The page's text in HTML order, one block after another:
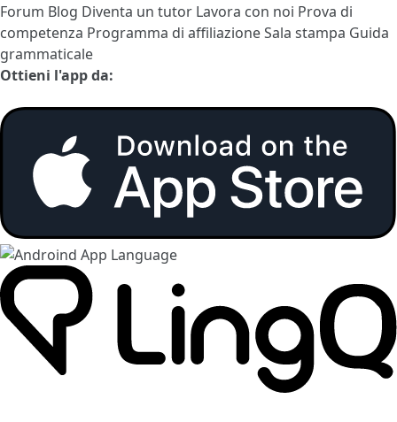
Forum Blog Diventa un tutor Lavora con noi Prova di
competenza Programma di affiliazioneSala stampa Guida
grammaticale
Ottieni l'app da: